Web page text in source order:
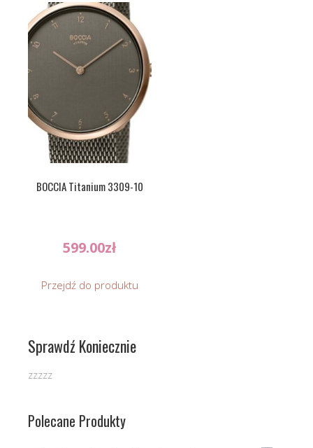
BOCCIA Titanium 3309-10
599.00zł
Przejdź do produktu
Sprawdź Koniecznie
zzzzz
Polecane Produkty